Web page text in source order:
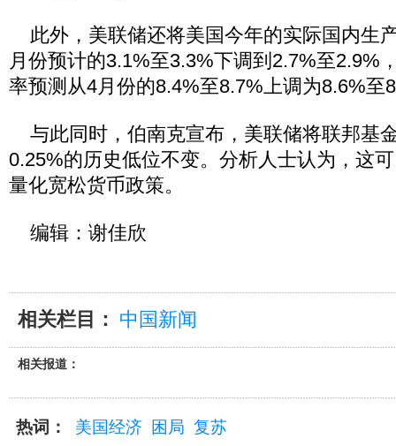
此外，美联储还将美国今年的实际国内生
月份预计的3.1%至3.3%下调到2.7%至2.9%
率预测从4月份的8.4%至8.7%上调为8.6%至
与此同时，伯南克宣布，美联储将联邦基
0.25%的历史低位不变。分析人士认为，这
量化宽松货币政策。
编辑：谢佳欣
相关栏目： 中国新闻
相关报道：
热词： 美国经济 困局 复苏